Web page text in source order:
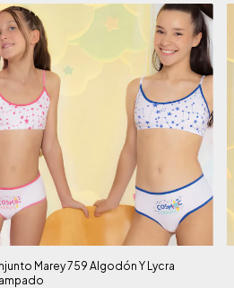
Marey 759 Algodón Y Lycra